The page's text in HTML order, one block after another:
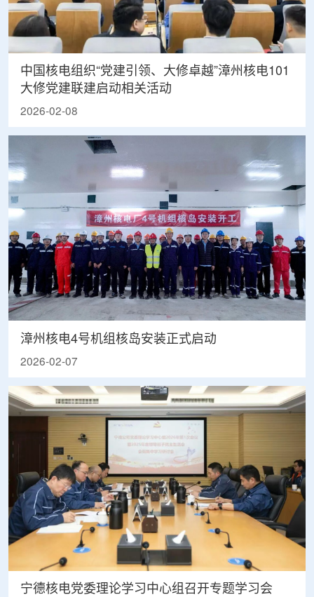
中国核电组织“党建引领、大修卓越”漳州核电101
大修党建联建启动相关活动
2026-02-08
漳州核电4号机组核岛安装正式启动
2026-02-07
宁德核电党委理论学习中心组召开专题学习会